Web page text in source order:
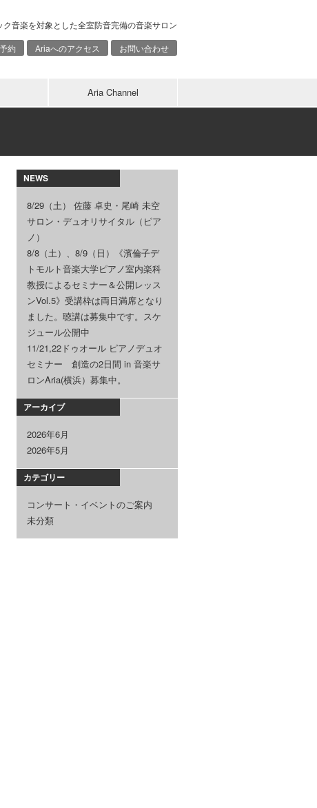
ク音楽を対象とした全室防音完備の音楽サロン
約 Ariaへのアクセス お問い合わせ
Aria Channel
NEWS
8/29（土） 佐藤 卓史・尾崎 未空
サロン・デュオリサイタル（ピア
ノ）
8/8（土）、8/9（日）《濱倫子デ
トモルト音楽大学ピアノ室内楽科
教授によるセミナー＆公開レッス
ンVol.5》受講枠は両日満席となり
ました。聴講は募集中です。スケ
ジュール公開中
11/21,22ドゥオール ピアノデュオ
セミナー 創造の2日間 in 音楽サ
ロンAria(横浜）募集中。
アーカイブ
2026年6月
2026年5月
カテゴリー
コンサート・イベントのご案内
未分類